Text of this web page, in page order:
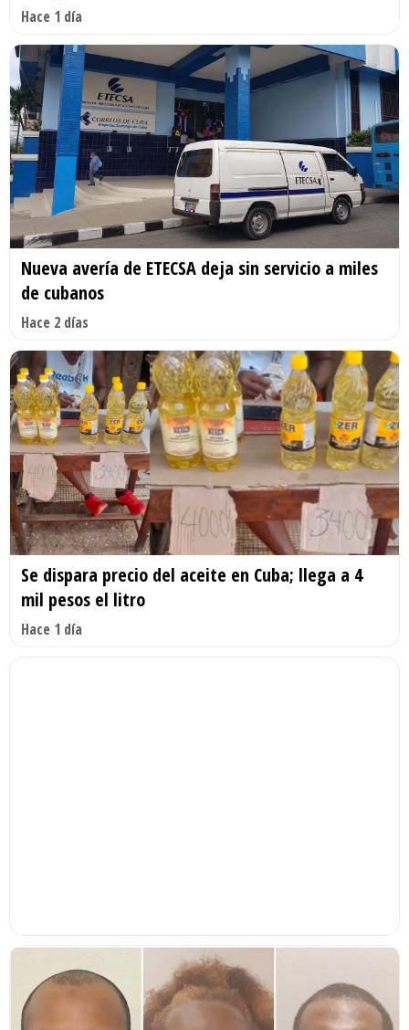
Hace 1 día
Nueva avería de ETECSA deja sin servicio a miles
de cubanos
Hace 2 días
Se dispara precio del aceite en Cuba; llega a 4
mil pesos el litro
Hace 1 día